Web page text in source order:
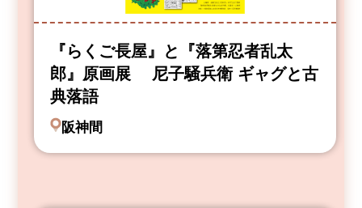
『らくご長屋』と『落第忍者乱太
郎』原画展 尼子騒兵衛 ギャグと古
典落語
阪神間